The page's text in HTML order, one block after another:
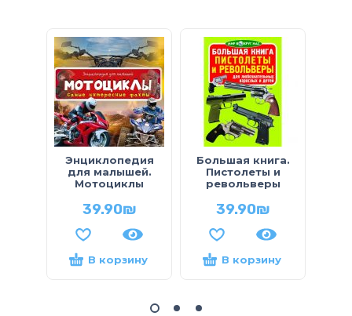
Энциклопедия
для малышей.
Мотоциклы
39.90₪
В корзину
Большая книга.
Пистолеты и
револьверы
39.90₪
В корзину